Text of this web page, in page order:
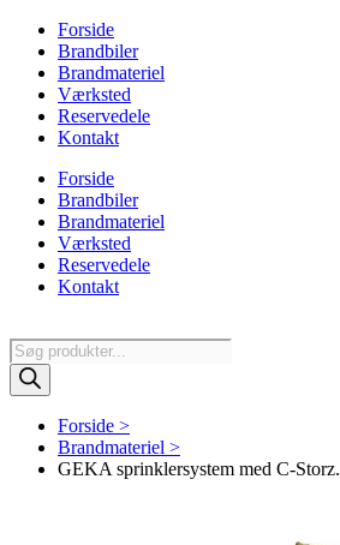
Forside
Brandbiler
Brandmateriel
Værksted
Reservedele
Kontakt
Forside
Brandbiler
Brandmateriel
Værksted
Reservedele
Kontakt
Products
search
Forside >
Brandmateriel >
GEKA sprinklersystem med C-Storz.